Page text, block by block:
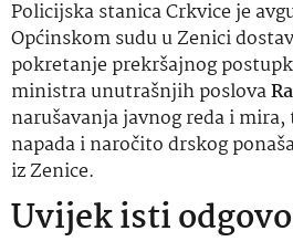
Policijska stanica Crkvice je
Općinskom sudu u Zenici
pokretanje prekršajnog
ministra unutrašnjih poslova
narušavanja javnog reda i
napada i naročito drskog
iz Zenice.
Uvijek isti